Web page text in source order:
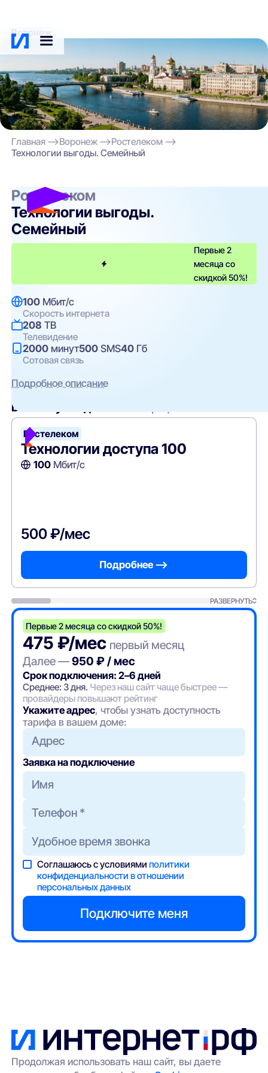
Воронеж
Главная Воронеж
Ростелеком
Технологии выгоды. Семейный
Ростелеком
Технологии выгоды.
Семейный
Первые 2
месяца со
скидкой 50%!
100 Мбит/с
Скорость интернета
208 ТВ
Телевидение
2000 минут500 SMS40 Гб
Сотовая связь
Подробное описание
Вам могут подойти
Ростелеком
Технологии доступа 100
100Мбит/с
500 ₽/мес
Подробнее —>
РАЗВЕРНУТЬ
Первые 2 месяца со скидкой 50%!
475 ₽/мес первый месяц
Далее —950 ₽ / мес
Срок подключения: 2–6 дней
Среднее: 3 дня. Через наш сайт чаще быстрее —
провайдеры повышают рейтинг
Укажите адрес, чтобы узнать доступность
тарифа в вашем доме:
Адрес
Заявка на подключение
Соглашаюсь с условиямиполитики
конфиденциальности в отношении
персональных данных
Продолжая использовать наш сайт, вы даете